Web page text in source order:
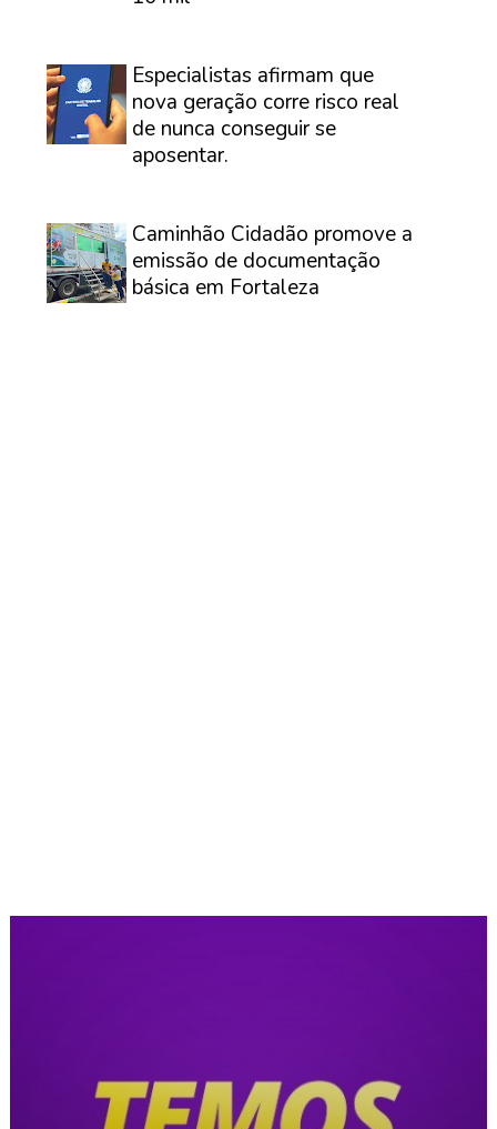
Especialistas afirmam que
nova geração corre risco real
de nunca conseguir se
aposentar.
Caminhão Cidadão promove a
emissão de documentação
básica em Fortaleza